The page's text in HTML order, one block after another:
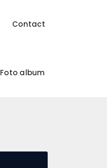
Contact
Foto album